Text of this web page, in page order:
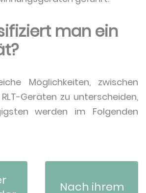
man ein
Möglichkeiten, zwischen
Geräten zu unterscheiden,
werden im Folgenden
Nach ihrem